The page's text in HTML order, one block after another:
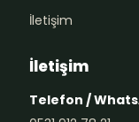
İletişim
İletişim
Telefon /